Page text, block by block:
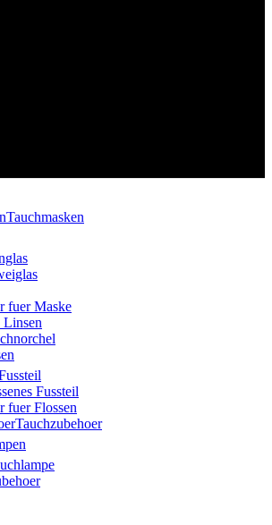
Tauchmasken
fuer Maske
Linsen
Fussteil
fuer Flossen
Tauchzubehoer